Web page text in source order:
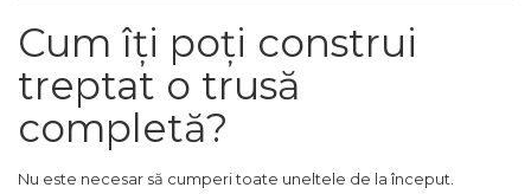
Masini de Frezat Verticale
Caneluri
profesionala
Cum îți poți construi
treptat o trusă
completă?
Nu este necesar să cumperi toate uneltele de la început.